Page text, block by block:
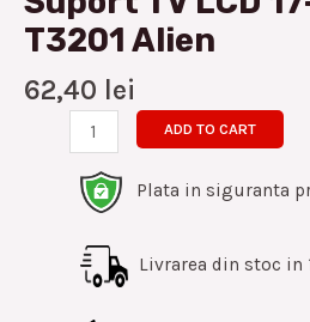
T3201 Alien
62,40 lei
ADD TO CART
Plata in siguranta
Livrarea din stoc in